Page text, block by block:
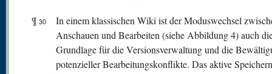
¶ 30
In einem klassischen Wiki ist der Moduswechsel
Anschauen und Bearbeiten (siehe Abbildung 4) auch
Grundlage für die Versionsverwaltung und die
potenzieller Bearbeitungskonflikte. Das aktive